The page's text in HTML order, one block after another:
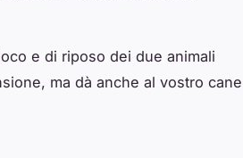
e di riposo dei due animali
ma dà anche al vostro cane